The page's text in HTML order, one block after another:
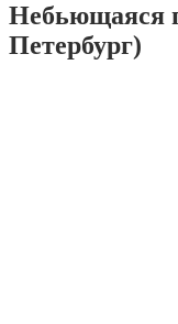
Небьющаяся
Петербург)